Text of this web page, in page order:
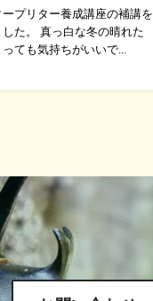
プリター養成講座の補講を
た。 真っ白な冬の晴れた
ても気持ちがいいで...